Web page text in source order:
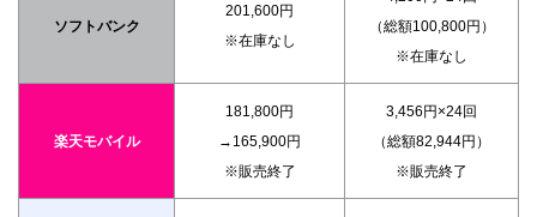
ソフトバンク
201,600円
※在庫なし
（総額100,800円）
※在庫なし
楽天モバイル
181,800円
→165,900円
※販売終了
3,456円×24回
（総額82,944円）
※販売終了